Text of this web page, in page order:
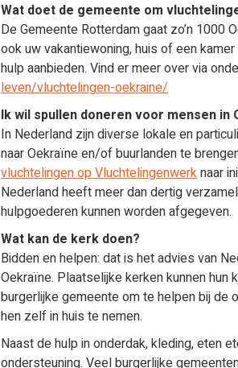
Wat doet de gemeente om
De Gemeente Rotterdam gaat zo’n 1000
ook uw vakantiewoning, huis of een
hulp aanbieden. Vind er meer over via
leven/vluchtelingen-oekraine/
Ik wil spullen doneren voor mensen in
In Nederland zijn diverse lokale en
naar Oekraïne en/of buurlanden te
vluchtelingen op Vluchtelingenwerknaar
Nederland heeft meer dan dertig
hulpgoederen kunnen worden afgegeven.
Wat kan de kerk doen?
Bidden en helpen: dat is het advies van
Oekraïne. Plaatselijke kerken kunnen hun
burgerlijke gemeente om te helpen bij de
hen zelf in huis te nemen.
Naast de hulp in onderdak, kleding, eten
ondersteuning. Veel burgerlijke